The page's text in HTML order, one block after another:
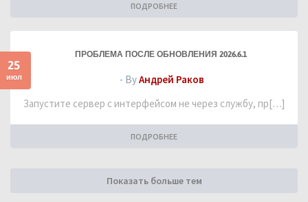
ПОДРОБНЕЕ
25
июл
ПРОБЛЕМА ПОСЛЕ ОБНОВЛЕНИЯ 2026.6.1
- ByАндрей Раков
Запустите сервер с интерфейсом не через службу, пр[…]
ПОДРОБНЕЕ
Показать больше тем